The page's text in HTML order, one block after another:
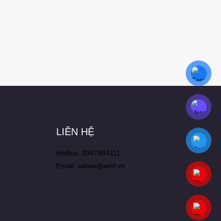
LIÊN HỆ
Hotline: 0967884111
Email: admin@amf.vn